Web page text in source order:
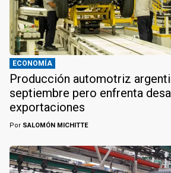
ECONOMÍA
Producción automotriz
septiembre pero enfrenta
exportaciones
Por SALOMÓN MICHITTE